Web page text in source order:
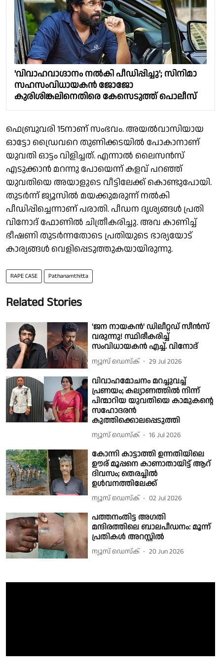
'വിവാഹവാഗ്ദാനം നൽകി പീഡിപ്പിച്ചു'; സിനിമാ
സഹസംവിധായകൻ ജോജോ
കുരിശിങ്കലിനെതിരെ കേസെടുത്ത് പൊലീസ്
ഫെബ്രുവരി 15നാണ് സംഭവം. അയൽവാസിയായ
ഓട്ടോ ഡ്രൈവറെ തുണിക്കടയിൽ പോകാനാണ്
യുവതി ഓട്ടം വിളിച്ചത്. എന്നാൽ ലൈസൻസ്
എടുക്കാൻ മറന്നു പോയെന്ന് കളവ് പറഞ്ഞ്
യുവതിയെ അയാളുടെ വീട്ടിലേക്ക് കൊണ്ടുപോയി.
തുടർന്ന് ജ്യൂസിൽ മയക്കുമരുന്ന് നൽകി
പീഡിപ്പിച്ചെന്നാണ് പരാതി. പീഡന ദൃശ്യങ്ങൾ പ്രതി
വിനോദ് ഫോണിൽ ചിത്രീകരിച്ചു. അവ കാണിച്ച്
ഭീഷണി തുടർന്നതോടെ പ്രതിയുടെ ഭാര്യയോട്
കാര്യങ്ങൾ വെളിപ്പെടുത്തുകയായിരുന്നു.
RAPE CASE Pathanamthitta
Related Stories
'ജന നായകൻ' ഡിലീറ്റഡ് സീൻസ്
വരുന്നു! സ്ഥിരീകരിച്ച്
സംവിധായകൻ എച്ച്. വിനോദ്
ന്യൂസ് ഡെസ്ക് 29 Jul 2026
വിവാഹമോചനം മറച്ചുവച്ച്
പ്രണയം; കല്യാണത്തിൽ നിന്ന്
പിന്മാറിയ യുവതിയെ കാമുകൻ്റെ
സഹോദരൻ
കുത്തിക്കൊലപ്പെടുത്തി
ന്യൂസ് ഡെസ്ക് 16 Jul 2026
കോന്നി കാട്ടാത്തി ഉന്നതിയിലെ
ഊര് മൂപ്പനെ കാണാതായിട്ട് ആറ്
ദിവസം; തെരച്ചിൽ
ഉൾവനത്തിലേക്ക്
ന്യൂസ് ഡെസ്ക് 02 Jul 2026
പത്തനംതിട്ട അഗതി
മന്ദിരത്തിലെ ബാലപീഡനം: മൂന്ന്
പ്രതികൾ അറസ്റ്റിൽ
ന്യൂസ് ഡെസ്ക് 20 Jun 2026